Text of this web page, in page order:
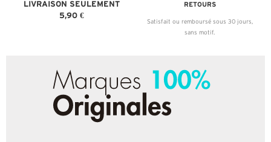
LIVRAISON SEULEMENT
5,90 €
RETOURS
Satisfait ou remboursé sous 30 jours,
sans motif.